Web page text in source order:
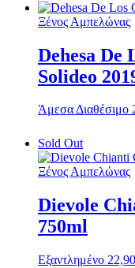
Ξένος Αμπελώνας
Dehesa De
Solideo
Άμεσα Διαθέσιμο
Sold Out
Ξένος Αμπελώνας
Dievole
750ml
Εξαντλημένο 22,90